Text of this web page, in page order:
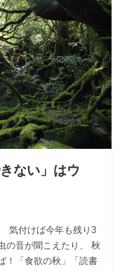
ない」はウ
気付けば今年も残り3
の音が聞こえたり、 秋
！「食欲の秋」「読書